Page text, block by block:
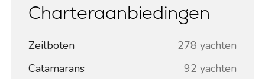
Charteraanbiedingen
Zeilboten
278 yachten
Catamarans
92 yachten